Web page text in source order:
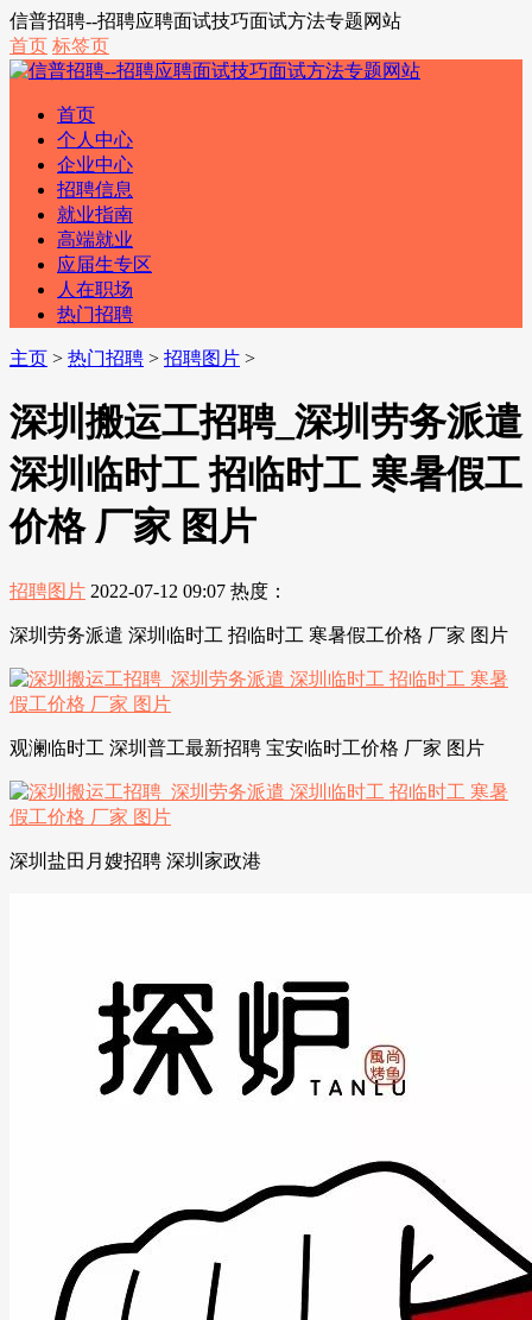
信普招聘--招聘应聘面试技巧面试方法专题网站
首页 标签页
首页
个人中心
企业中心
招聘信息
就业指南
高端就业
应届生专区
人在职场
热门招聘
主页 > 热门招聘 > 招聘图片 >
深圳搬运工招聘_深圳劳务派遣
深圳临时工 招临时工 寒暑假工
价格 厂家 图片
招聘图片 2022-07-12 09:07 热度：
深圳劳务派遣 深圳临时工 招临时工 寒暑假工价格 厂家 图片
观澜临时工 深圳普工最新招聘 宝安临时工价格 厂家 图片
深圳盐田月嫂招聘 深圳家政港